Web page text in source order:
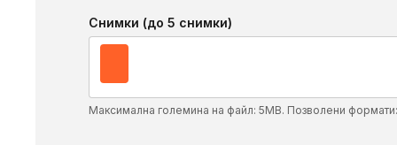
Снимки (до 5 снимки)
Максимална големина на файл: 5MB. Позволени формати: